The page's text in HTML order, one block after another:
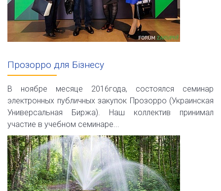
Прозорро для Бізнесу
В ноябре месяце 2016года, состоялся семинар
электронных публичных закупок Прозорро (Украинская
Универсальная Биржа). Наш коллектив принимал
участие в учебном семинаре...